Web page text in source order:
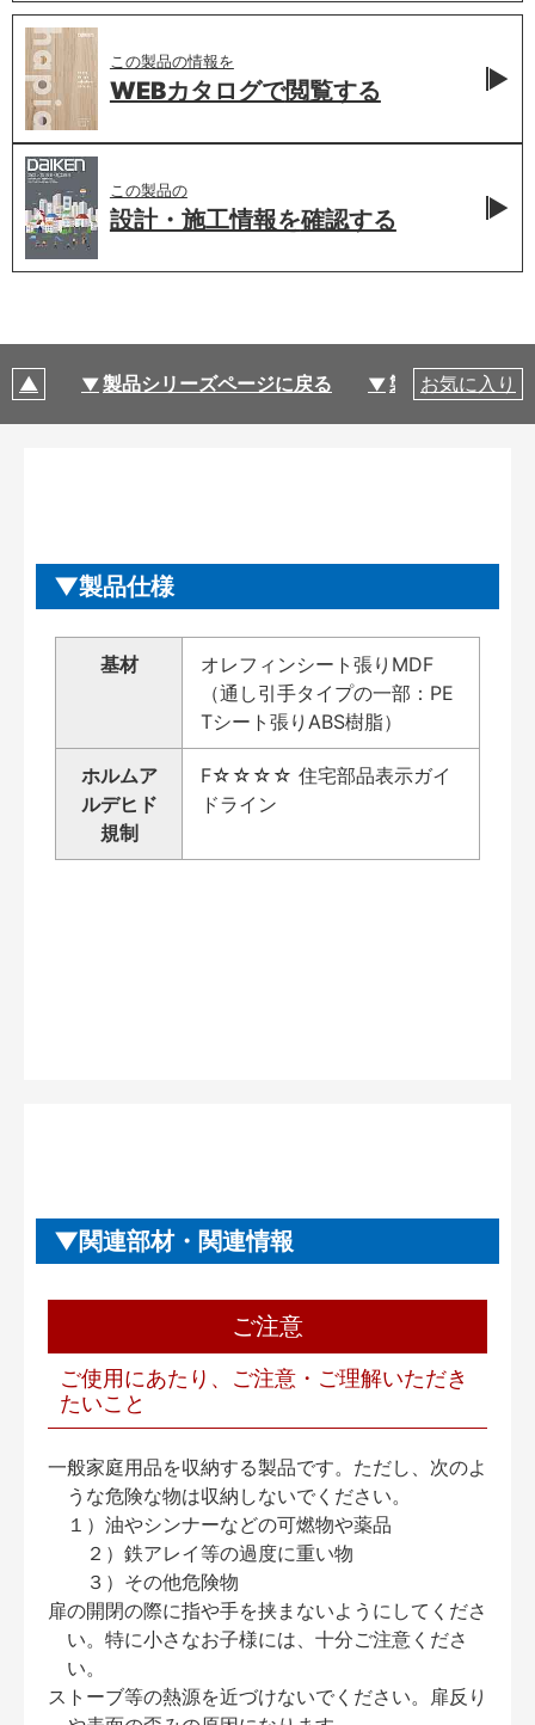
この製品の情報を
WEBカタログで閲覧する
この製品の
設計・施工情報を確認する
製品シリーズページに戻る 製品仕様
お気に入り
製品仕様
基材
オレフィンシート張りMDF
（通し引手タイプの一部：PE
Tシート張りABS樹脂）
ホルムア
ルデヒド
規制
F☆☆☆☆ 住宅部品表示ガイ
ドライン
関連部材・関連情報
ご注意
ご使用にあたり、ご注意・ご理解いただき
たいこと
一般家庭用品を収納する製品です。ただし、次のよ
うな危険な物は収納しないでください。
１）油やシンナーなどの可燃物や薬品
２）鉄アレイ等の過度に重い物
３）その他危険物
扉の開閉の際に指や手を挟まないようにしてくださ
い。特に小さなお子様には、十分ご注意くださ
い。
ストーブ等の熱源を近づけないでください。扉反り